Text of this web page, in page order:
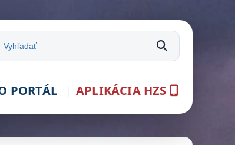
Vyhľadať na stránke
PORTÁL APLIKÁCIA HZS